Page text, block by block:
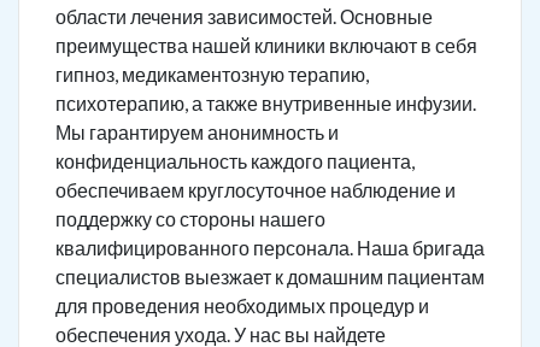
области лечения зависимостей. Основные
преимущества нашей клиники включают в себя
гипноз, медикаментозную терапию,
психотерапию, а также внутривенные инфузии.
Мы гарантируем анонимность и
конфиденциальность каждого пациента,
обеспечиваем круглосуточное наблюдение и
поддержку со стороны нашего
квалифицированного персонала. Наша бригада
специалистов выезжает к домашним пациентам
для проведения необходимых процедур и
обеспечения ухода. У нас вы найдете